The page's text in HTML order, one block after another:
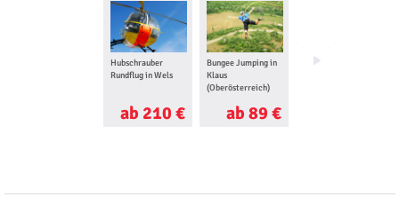
Hubschrauber
Rundflug in Wels
ab 210 €
Bungee Jumping in
Klaus
(Oberösterreich)
ab 89 €
Ballon fahren in Bad